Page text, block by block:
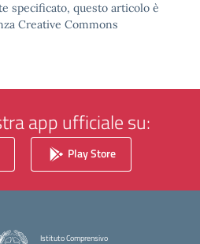
specificato, questo articolo è
Creative Commons
app ufficiale su:
Play Store
Istituto Comprensivo